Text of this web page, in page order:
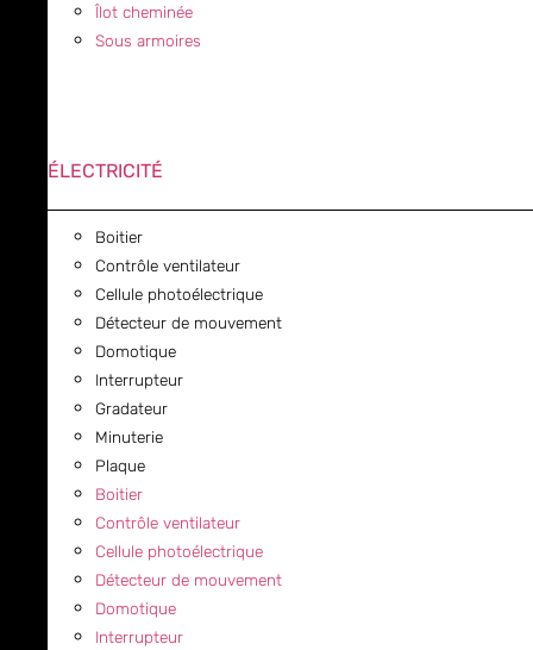
Îlot cheminée
Sous armoires
ÉLECTRICITÉ
Boitier
Contrôle ventilateur
Cellule photoélectrique
Détecteur de mouvement
Domotique
Interrupteur
Gradateur
Minuterie
Plaque
Boitier
Contrôle ventilateur
Cellule photoélectrique
Détecteur de mouvement
Domotique
Interrupteur